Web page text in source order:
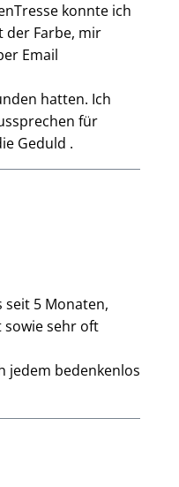
konnte ich
der Farbe, mir
Email
hatten. Ich
für
Geduld .
seit 5 Monaten,
sowie sehr oft
jedem bedenkenlos